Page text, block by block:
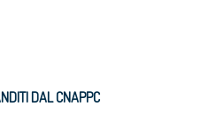
DAL CNAPPC